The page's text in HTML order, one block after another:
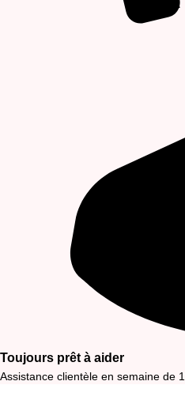
Toujours prêt à aider
Assistance clientèle en semaine de